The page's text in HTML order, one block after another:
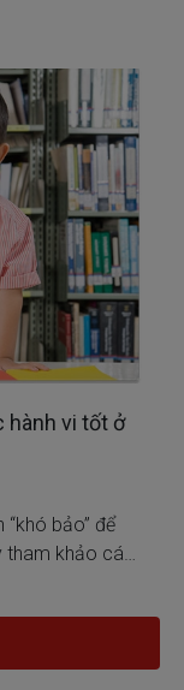
hành vi tốt ở
bảo” để
khảo các